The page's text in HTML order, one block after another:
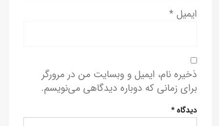
ایمیل *
ذخیره نام، ایمیل و وبسایت من در مرورگر
برای زمانی که دوباره دیدگاهی می‌نویسم.
دیدگاه*